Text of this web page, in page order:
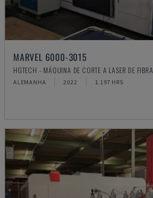
MARVEL 6000-3015
HGTECH - MÁQUINA DE CORTE A LASER DE FIBRA
ALEMANHA 2022 1.197 HRS